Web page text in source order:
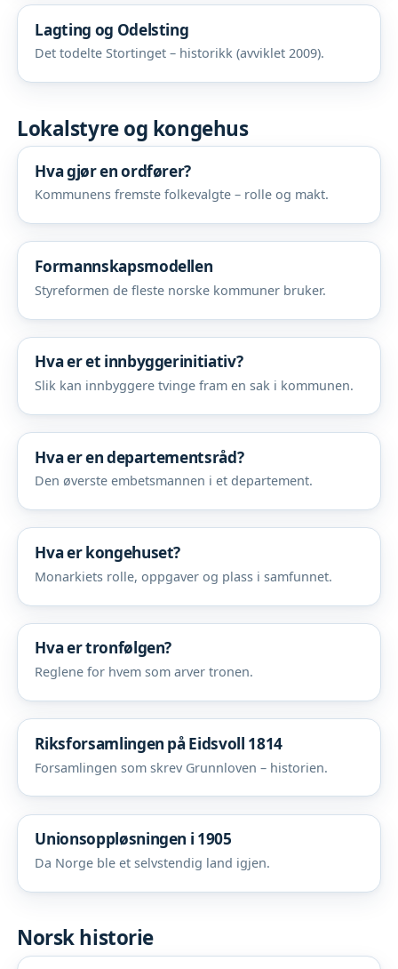
Lagting og Odelsting
Det todelte Stortinget – historikk (avviklet 2009).
Lokalstyre og kongehus
Hva gjør en ordfører?
Kommunens fremste folkevalgte – rolle og makt.
Formannskapsmodellen
Styreformen de fleste norske kommuner bruker.
Hva er et innbyggerinitiativ?
Slik kan innbyggere tvinge fram en sak i kommunen.
Hva er en departementsråd?
Den øverste embetsmannen i et departement.
Hva er kongehuset?
Monarkiets rolle, oppgaver og plass i samfunnet.
Hva er tronfølgen?
Reglene for hvem som arver tronen.
Riksforsamlingen på Eidsvoll 1814
Forsamlingen som skrev Grunnloven – historien.
Unionsoppløsningen i 1905
Da Norge ble et selvstendig land igjen.
Norsk historie